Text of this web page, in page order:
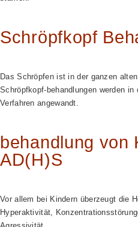
Schröpfkopf
Das Schröpfen ist in der ganzen
Schröpfkopf-behandlungen werden
Verfahren angewandt.
behandlung von
AD(H)S
Vor allem bei Kindern überzeugt die
Hyperaktivität,